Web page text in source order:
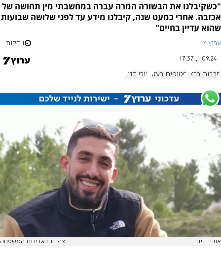
"כשקיבלנו את הבשורה המרה עברה במחשבתי מין תחושה של
אכזבה. אחרי כמעט שנה, קיבלנו מידע עד לפני שלושה שבועות
שהוא עדיין בחיים"
ערוץ 7 1 דקות
1.09.24, 17:37
חרבות ברזל חטופים בעזה אורי דנינו
אורי דנינו צילום: באדיבות המשפחה